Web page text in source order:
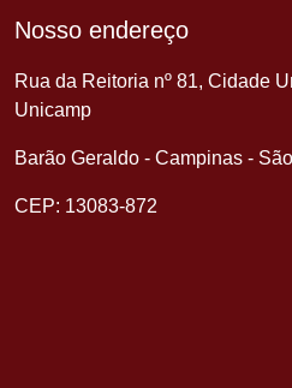
Nosso endereço
Rua da Reitoria nº 81, Cidade
Unicamp
Barão Geraldo - Campinas -
CEP: 13083-872